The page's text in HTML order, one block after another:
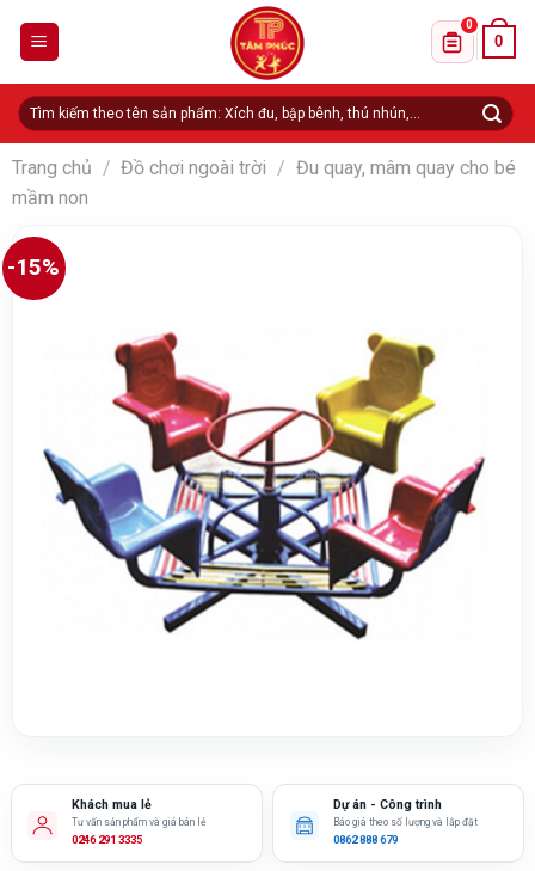
0
Danh sách
0
Tìm
kiếm:
Trang chủ / Đồ chơi ngoài trời / Đu quay, mâm quay cho bé
mầm non
-15%
Khách mua lẻ
Tư vấn sản phẩm và giá bán lẻ
0246 291 3335
Dự án - Công trình
Báo giá theo số lượng và lắp đặt
0862 888 679